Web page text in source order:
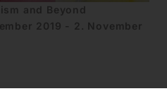
and Beyond
2019 - 2. November